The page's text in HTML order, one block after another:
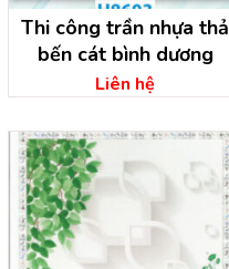
Thi công trần nhựa thả
bến cát bình dương
Liên hệ